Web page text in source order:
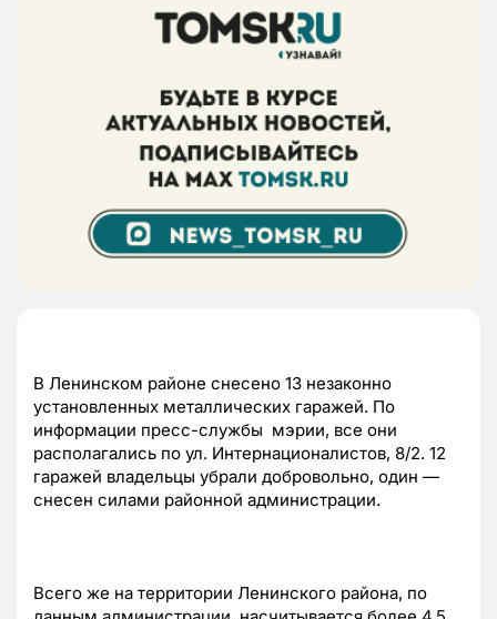
В Ленинском районе снесено 13 незаконно
установленных металлических гаражей. По
информации пресс-службы мэрии, все они
располагались по ул. Интернационалистов, 8/2. 12
гаражей владельцы убрали добровольно, один —
снесен силами районной администрации.
Всего же на территории Ленинского района, по